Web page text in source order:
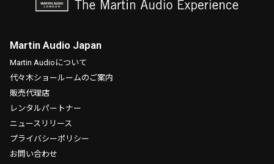
Martin Audio Japan
Martin Audioについて
代々木ショールームのご案内
販売代理店
レンタルパートナー
ニュースリリース
プライバシーポリシー
お問い合わせ